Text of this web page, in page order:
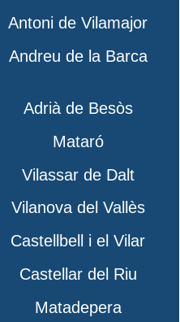
Antoni de Vilamajor
Andreu de la Barca
Adrià de Besòs
Mataró
Vilassar de Dalt
Vilanova del Vallès
Castellbell i el Vilar
Castellar del Riu
Matadepera